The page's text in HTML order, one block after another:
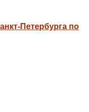
Петербурга по